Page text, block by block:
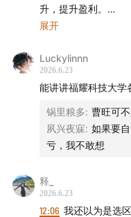
封面设计：饭团
营销内容策划：beibei
商业内容策划：茹雪、
声动活泼商业化小队
链接直达
business@shengfm.cn
升，提升盈利。
4. 6月18日，德国车
团业绩持续恶化、行
5. DeepSeek网页端
增了一个识图模式。
6. 新茶饮品牌茉莉
闭店纠纷。
7. 星巴克在北美以
中东和非洲业务的伦
8. 6月20日零点起，
率基础上加征55%关
展开
Luckylinnn
2026.6.23
能讲讲福耀科技大学
锅里粮多: 曹旺可
夙兴夜寐: 如果要
亏，我不敢想
释_
2026.6.23
12:06 我还以为是选